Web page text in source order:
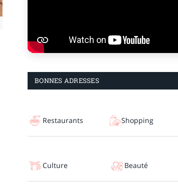
BONNES ADRESSES
Restaurants Shopping
Culture Beauté